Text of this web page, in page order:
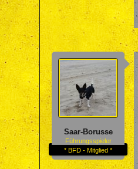
Saar-Borusse
Führungsspieler
* BFD - Mitglied *